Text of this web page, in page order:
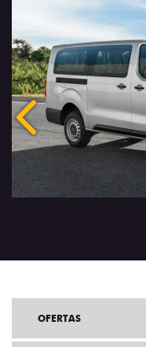
Anterior
OFERTAS